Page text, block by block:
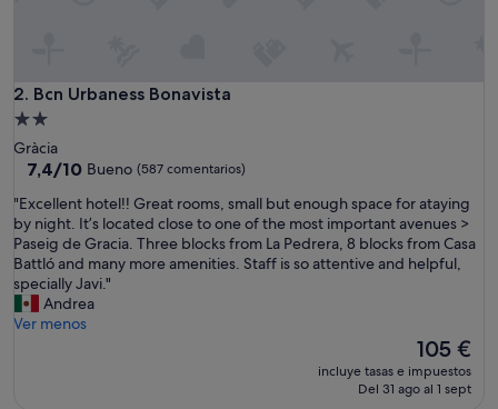
a
d
e
l
r
o
,
l
o
q
2. Bcn Urbaness Bonavista
Bcn Urbaness Bonavista
Alojamiento
de
2.0 estrellas
Gràcia
7.4
10,
Bueno,
(587 comentarios)
7,4/10 Bueno (587 comentarios)
"
E
x
c
e
l
"Excellent hotel!! Great rooms, small but enough space for ataying
by night. It’s located close to one of the most important avenues >
Paseig de Gracia. Three blocks from La Pedrera, 8 blocks from Casa
Battló and many more amenities. Staff is so attentive and helpful,
specially Javi."
Andrea
Ver menos
El
precio
actual
105 €
incluye tasas e impuestos
Del 31 ago al 1 sept